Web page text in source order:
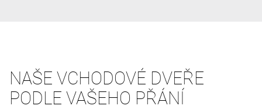
NAŠE VCHODOVÉ DVEŘE
PODLE VAŠEHO PŘÁNÍ